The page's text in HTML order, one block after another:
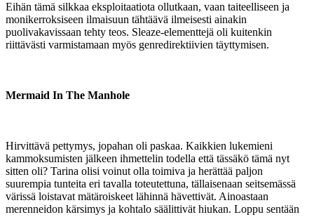
Eihän tämä silkkaa eksploitaatiota ollutkaan, vaan taiteelliseen ja
monikerroksiseen ilmaisuun tähtäävä ilmeisesti ainakin
puolivakavissaan tehty teos. Sleaze-elementtejä oli kuitenkin
riittävästi varmistamaan myös genredirektiivien täyttymisen.
Mermaid In The Manhole
Hirvittävä pettymys, jopahan oli paskaa. Kaikkien lukemieni
kammoksumisten jälkeen ihmettelin todella että tässäkö tämä nyt
sitten oli? Tarina olisi voinut olla toimiva ja herättää paljon
suurempia tunteita eri tavalla toteutettuna, tällaisenaan seitsemässä
värissä loistavat mätäroiskeet lähinnä hävettivät. Ainoastaan
merenneidon kärsimys ja kohtalo säälittivät hiukan. Loppu sentään